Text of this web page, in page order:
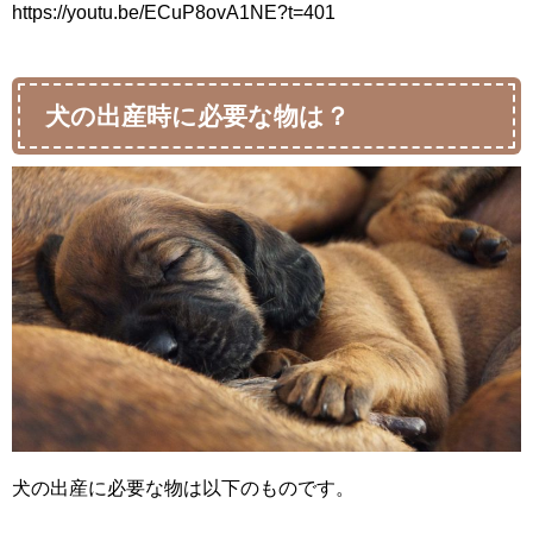
https://youtu.be/ECuP8ovA1NE?t=401
犬の出産時に必要な物は？
犬の出産に必要な物は以下のものです。